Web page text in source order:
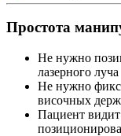
Простота
Не нужно
лазерного луча
Не нужно
височных
Пациент видит